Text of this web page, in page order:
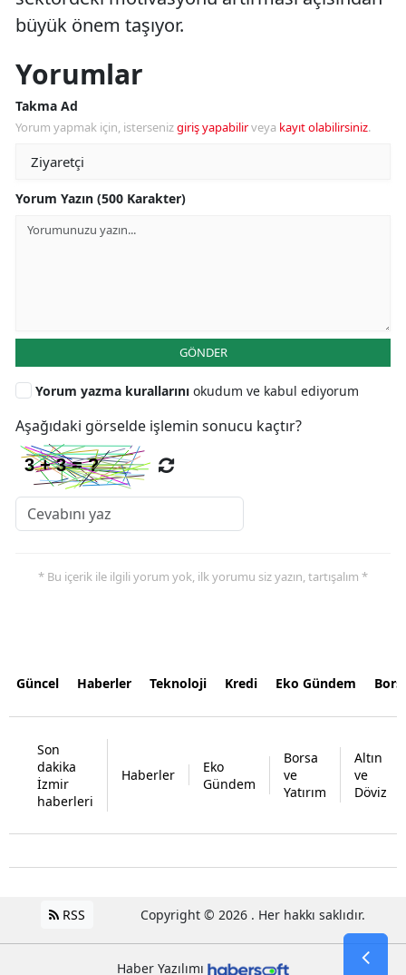
büyük önem taşıyor.
Yorumlar
Takma Ad
Yorum yapmak için, istersenizgiriş yapabilirveya kayıt olabilirsiniz.
Yorum Yazın (500 Karakter)
GÖNDER
Yorum yazma kurallarını okudum ve kabul ediyorum
Aşağıdaki görselde işlemin sonucu kaçtır?
* Bu içerik ile ilgili yorum yok, ilk yorumu siz yazın, tartışalım *
Güncel Haberler Teknoloji Kredi Eko Gündem
Son
dakika
İzmir
haberleri
Haberler
Eko
Gündem
Borsa
ve
Yatırım
Altın
ve
Döviz
RSS Copyright © 2026 . Her hakkı saklıdır.
Haber Yazılımı